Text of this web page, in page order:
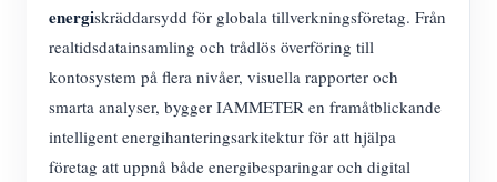
energiskräddarsydd för globala tillverkningsföretag. Från
realtidsdatainsamling och trådlös överföring till
kontosystem på flera nivåer, visuella rapporter och
smarta analyser, bygger IAMMETER en framåtblickande
intelligent energihanteringsarkitektur för att hjälpa
företag att uppnå både energibesparingar och digital